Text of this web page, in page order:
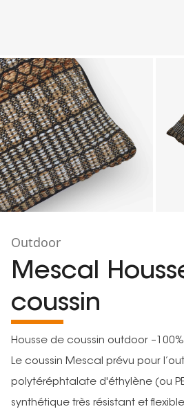
Outdoor
Mescal
coussin
Housse de coussin outdoor
Le coussin Mescal prévu pour
polytéréphtalate d'éthylène (ou
synthétique très résistant et